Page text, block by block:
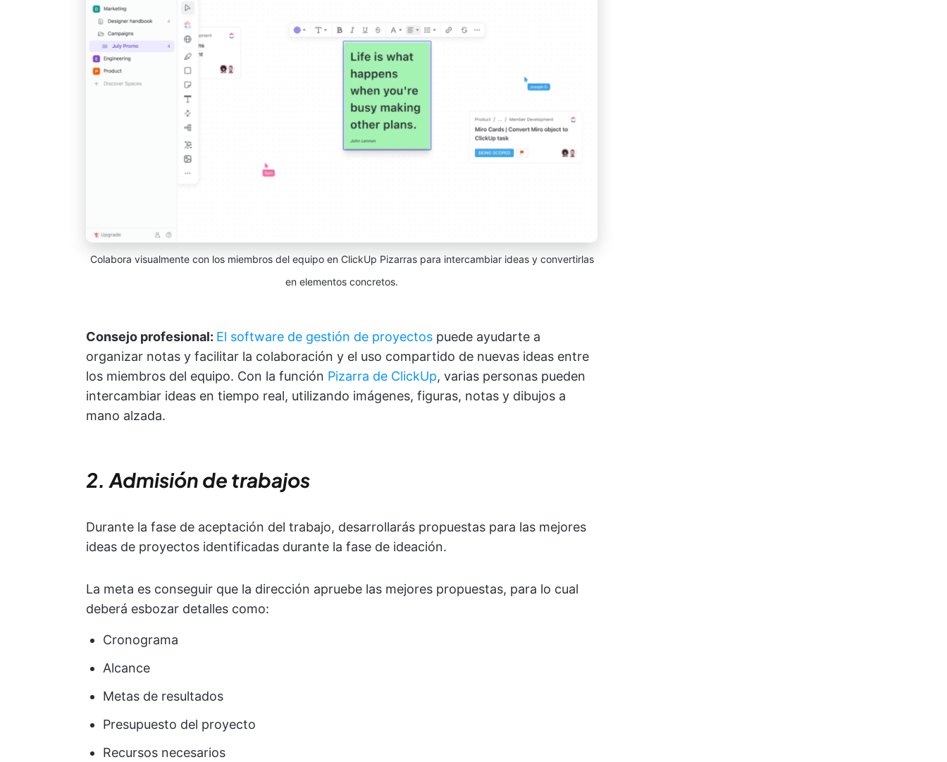
Colabora visualmente con los miembros del equipo en ClickUp Pizarras para intercambiar ideas y convertirlas
en elementos concretos.
Consejo profesional: El software de gestión de proyectos puede ayudarte a
organizar notas y facilitar la colaboración y el uso compartido de nuevas ideas entre
los miembros del equipo. Con la función Pizarra de ClickUp, varias personas pueden
intercambiar ideas en tiempo real, utilizando imágenes, figuras, notas y dibujos a
mano alzada.
2. Admisión de trabajos
Durante la fase de aceptación del trabajo, desarrollarás propuestas para las mejores
ideas de proyectos identificadas durante la fase de ideación.
La meta es conseguir que la dirección apruebe las mejores propuestas, para lo cual
deberá esbozar detalles como:
Cronograma
Alcance
Metas de resultados
Presupuesto del proyecto
Recursos necesarios